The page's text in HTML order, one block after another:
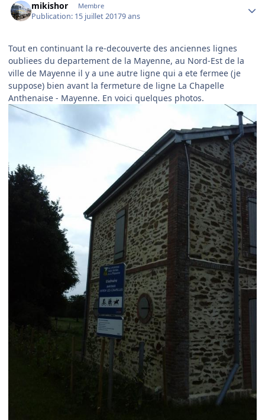
mikishor Membre
Publication: 15 juillet 20179 ans
Tout en continuant la re-decouverte des anciennes lignes
oubliees du departement de la Mayenne, au Nord-Est de la
ville de Mayenne il y a une autre ligne qui a ete fermee (je
suppose) bien avant la fermeture de ligne La Chapelle
Anthenaise - Mayenne. En voici quelques photos.